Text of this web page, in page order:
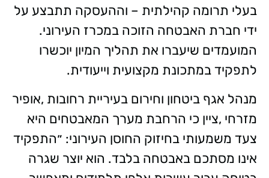
בעלי תרומה קהילתית – וההעסקה תתבצע על
ידי חברת האבטחה הזוכה במכרז העירוני.
המועמדים שיעברו את תהליך המיון יוכשרו
לתפקיד במתכונת מקצועית וייעודית.
מנהל אגף ביטחון וחירום בעיריית רחובות ,אופיר
מזרחי ,ציין כי הרחבת מערך המאבטחים היא
צעד משמעותי בחיזוק החוסן העירוני: ״התפקיד
אינו מסתכם באבטחה בלבד. הוא יוצר שגרה